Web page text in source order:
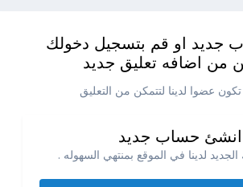
جديد او قم بتسجيل دخولك
من اضافه تعليق جديد
عضوا لدينا لتتمكن من التعليق
انشئ حساب جديد
لدينا في الموقع بمنتهي السهوله .